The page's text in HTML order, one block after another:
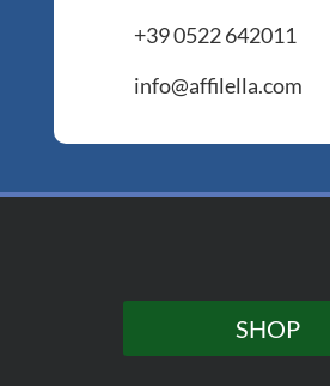
+39 0522 642011
info@affilella.com
SHOP